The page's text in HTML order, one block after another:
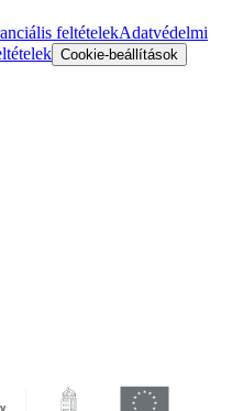
feltételekAdatvédelmi
Cookie-beállítások